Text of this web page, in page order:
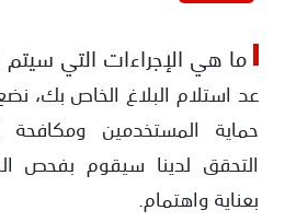
ما هي الإجراءات التي سيتم
عد استلام البلاغ الخاص بك،
حماية المستخدمين ومكافحة
التحقق لدينا سيقوم بفحص
بعناية واهتمام.